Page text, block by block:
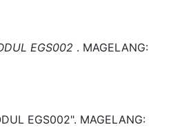
EGS002 . MAGELANG:
EGS002". MAGELANG: